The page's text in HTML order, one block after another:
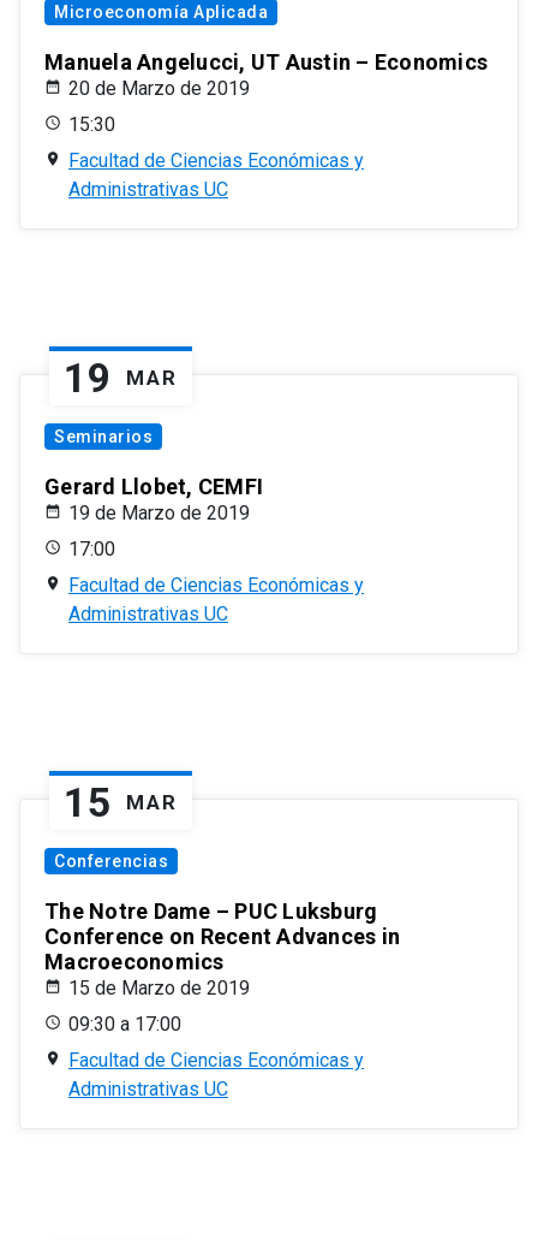
Microeconomía Aplicada
Manuela Angelucci, UT Austin – Economics
20 de Marzo de 2019
15:30
Facultad de Ciencias Económicas y
Administrativas UC
19 MAR
Seminarios
Gerard Llobet, CEMFI
19 de Marzo de 2019
17:00
Facultad de Ciencias Económicas y
Administrativas UC
15 MAR
Conferencias
The Notre Dame – PUC Luksburg
Conference on Recent Advances in
Macroeconomics
15 de Marzo de 2019
09:30 a 17:00
Facultad de Ciencias Económicas y
Administrativas UC